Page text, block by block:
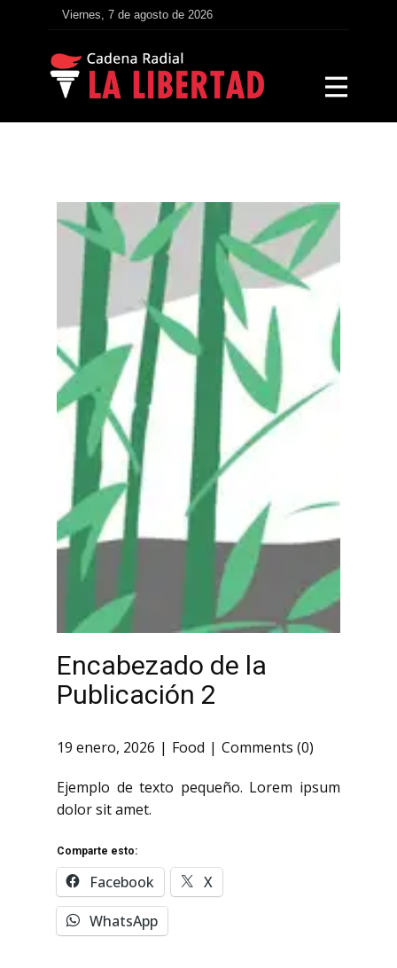
Viernes, 7 de agosto de 2026
Encabezado de la
Publicación 2
19 enero, 2026 Food Comments (0)
Ejemplo de texto pequeño. Lorem ipsum
dolor sit amet.
Comparte esto:
Facebook
X
WhatsApp